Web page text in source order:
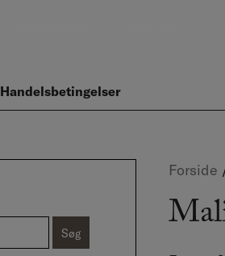
Handelsbetingelser
Forside
Søg